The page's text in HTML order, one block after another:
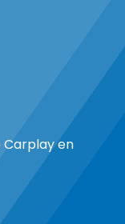
Carplay en